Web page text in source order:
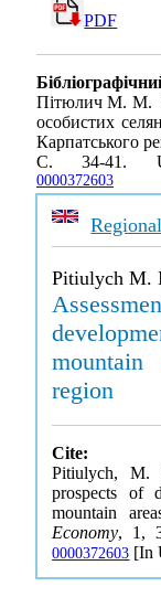
PDF
Пітюлич М. М.
особистих
Карпатського
С. 34-41.
0000372603
Pitiulych M.
region
Cite:
Pitiulych, M.
prospects of
mountain
Economy, 1,
0000372603 [In